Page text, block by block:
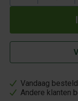
Vandaag besteld
Andere klanten